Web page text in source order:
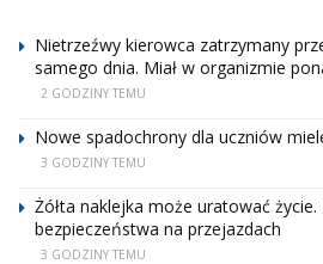
Nietrzeźwy kierowca zatrzymany
samego dnia. Miał w organizmie
2 GODZINY TEMU
Nowe spadochrony dla uczniów
3 GODZINY TEMU
Żółta naklejka może uratować
bezpieczeństwa na przejazdach
3 GODZINY TEMU